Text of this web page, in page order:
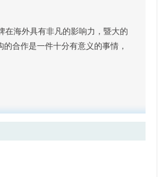
海外具有非凡的影响力，暨大的
合作是一件十分有意义的事情，